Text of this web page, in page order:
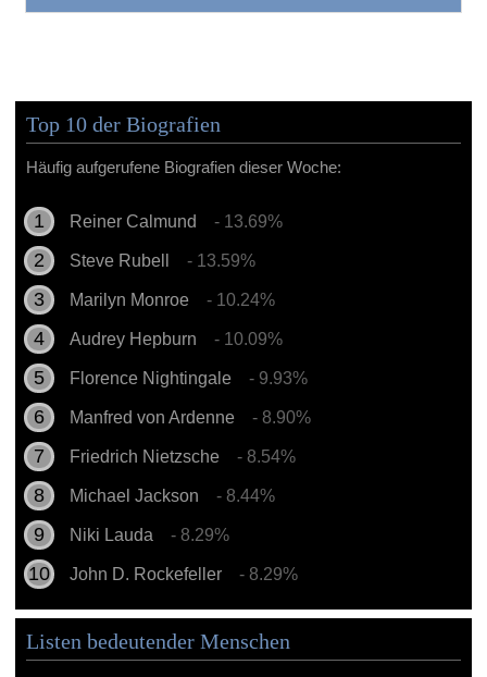
Top 10 der Biografien
Häufig aufgerufene Biografien dieser Woche:
Reiner Calmund - 13.69%
Steve Rubell - 13.59%
Marilyn Monroe - 10.24%
Audrey Hepburn - 10.09%
Florence Nightingale - 9.93%
Manfred von Ardenne - 8.90%
Friedrich Nietzsche - 8.54%
Michael Jackson - 8.44%
Niki Lauda - 8.29%
John D. Rockefeller - 8.29%
Listen bedeutender Menschen